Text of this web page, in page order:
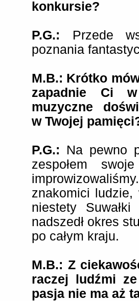
konkursie?
P.G.: Przede
poznania
M.B.: Krótko
zapadnie Ci
muzyczne
w Twojej
P.G.: Na pewno
zespołem
znakomici
niestety
nadszedł okres
po całym kraju.
M.B.: Z
raczej ludźmi
pasja nie ma aż